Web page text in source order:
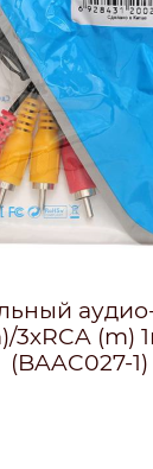
3хRCA (m)
(BAAC027-1)